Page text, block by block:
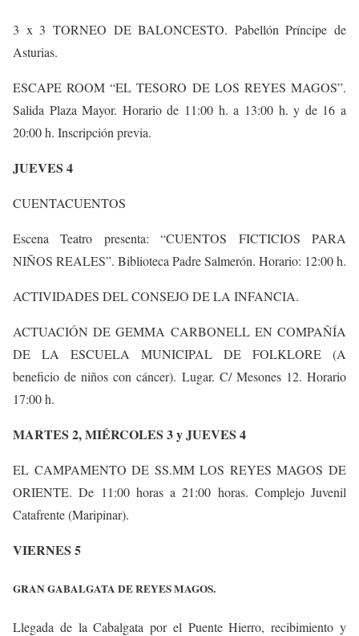
3 x 3 TORNEO DE BALONCESTO. Pabellón Príncipe de
Asturias.
ESCAPE ROOM “EL TESORO DE LOS REYES MAGOS”.
Salida Plaza Mayor. Horario de 11:00 h. a 13:00 h. y de 16 a
20:00 h. Inscripción previa.
JUEVES 4
CUENTACUENTOS
Escena Teatro presenta: “CUENTOS FICTICIOS PARA
NIÑOS REALES”. Biblioteca Padre Salmerón. Horario: 12:00 h.
ACTIVIDADES DEL CONSEJO DE LA INFANCIA.
ACTUACIÓN DE GEMMA CARBONELL EN COMPAÑÍA
DE LA ESCUELA MUNICIPAL DE FOLKLORE (A
beneficio de niños con cáncer). Lugar. C/ Mesones 12. Horario
17:00 h.
MARTES 2, MIÉRCOLES 3 y JUEVES 4
EL CAMPAMENTO DE SS.MM LOS REYES MAGOS DE
ORIENTE. De 11:00 horas a 21:00 horas. Complejo Juvenil
Catafrente (Maripinar).
VIERNES 5
GRAN GABALGATA DE REYES MAGOS.
Llegada de la Cabalgata por el Puente Hierro, recibimiento y